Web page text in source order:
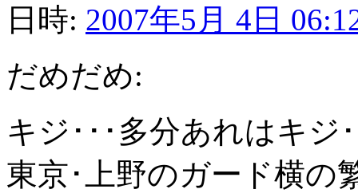
日時: 2007年5月 4日
だめだめ:
キジ･･･多分あれはキジ
東京･上野のガード横の